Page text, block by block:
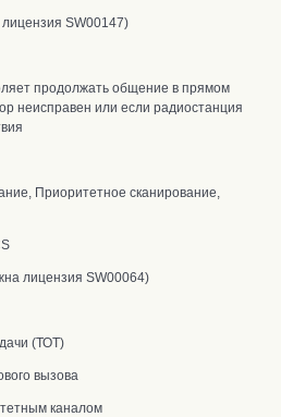
SW00147)
продолжать общение в прямом
неисправен или если радиостанция
, Приоритетное сканирование,
лицензия SW00064)
(ТОТ)
вызова
каналом